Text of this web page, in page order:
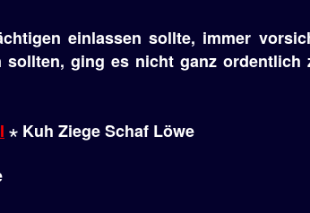
einlassen sollte, immer
ging es nicht ganz
⋆ Kuh Ziege Schaf Löwe